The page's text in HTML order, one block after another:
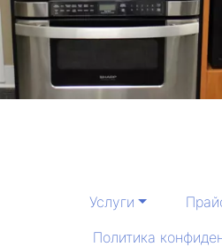
Услуги
Политика